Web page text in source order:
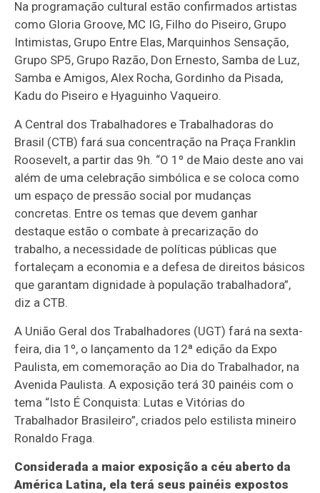
Na programação cultural estão confirmados artistas
como Gloria Groove, MC IG, Filho do Piseiro, Grupo
Intimistas, Grupo Entre Elas, Marquinhos Sensação,
Grupo SP5, Grupo Razão, Don Ernesto, Samba de Luz,
Samba e Amigos, Alex Rocha, Gordinho da Pisada,
Kadu do Piseiro e Hyaguinho Vaqueiro.
A Central dos Trabalhadores e Trabalhadoras do
Brasil (CTB) fará sua concentração na Praça Franklin
Roosevelt, a partir das 9h. “O 1º de Maio deste ano vai
além de uma celebração simbólica e se coloca como
um espaço de pressão social por mudanças
concretas. Entre os temas que devem ganhar
destaque estão o combate à precarização do
trabalho, a necessidade de políticas públicas que
fortaleçam a economia e a defesa de direitos básicos
que garantam dignidade à população trabalhadora”,
diz a CTB.
A União Geral dos Trabalhadores (UGT) fará na sexta-
feira, dia 1º, o lançamento da 12ª edição da Expo
Paulista, em comemoração ao Dia do Trabalhador, na
Avenida Paulista. A exposição terá 30 painéis com o
tema “Isto É Conquista: Lutas e Vitórias do
Trabalhador Brasileiro”, criados pelo estilista mineiro
Ronaldo Fraga.
Considerada a maior exposição a céu aberto da
América Latina, ela terá seus painéis expostos